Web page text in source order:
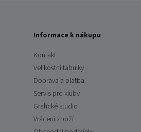
Informace k nákupu
Kontakt
Velikostní tabulky
Doprava a platba
Servis pro kluby
Grafické studio
Vrácení zboží